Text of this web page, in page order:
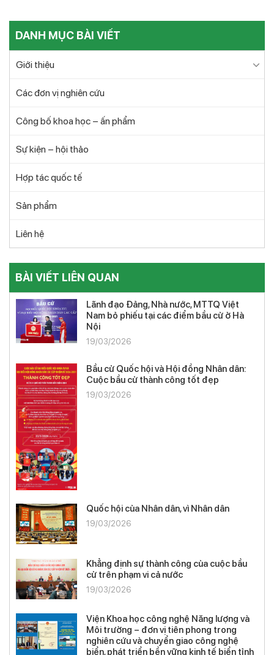
DANH MỤC BÀI VIẾT
Giới thiệu
Các đơn vị nghiên cứu
Công bố khoa học – ấn phẩm
Sự kiện – hội thảo
Hợp tác quốc tế
Sản phẩm
Liên hệ
BÀI VIẾT LIÊN QUAN
Lãnh đạo Đảng, Nhà nước, MTTQ Việt
Nam bỏ phiếu tại các điểm bầu cử ở Hà
Nội
19/03/2026
Bầu cử Quốc hội và Hội đồng Nhân dân:
Cuộc bầu cử thành công tốt đẹp
19/03/2026
Quốc hội của Nhân dân, vì Nhân dân
19/03/2026
Khẳng định sự thành công của cuộc bầu
cử trên phạm vi cả nước
19/03/2026
Viện Khoa học công nghệ Năng lượng và
Môi trường – đơn vị tiên phong trong
nghiên cứu và chuyển giao công nghệ
biển, phát triển bền vững kinh tế biển tỉnh